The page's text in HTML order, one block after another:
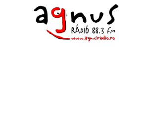
Agnus Rádió